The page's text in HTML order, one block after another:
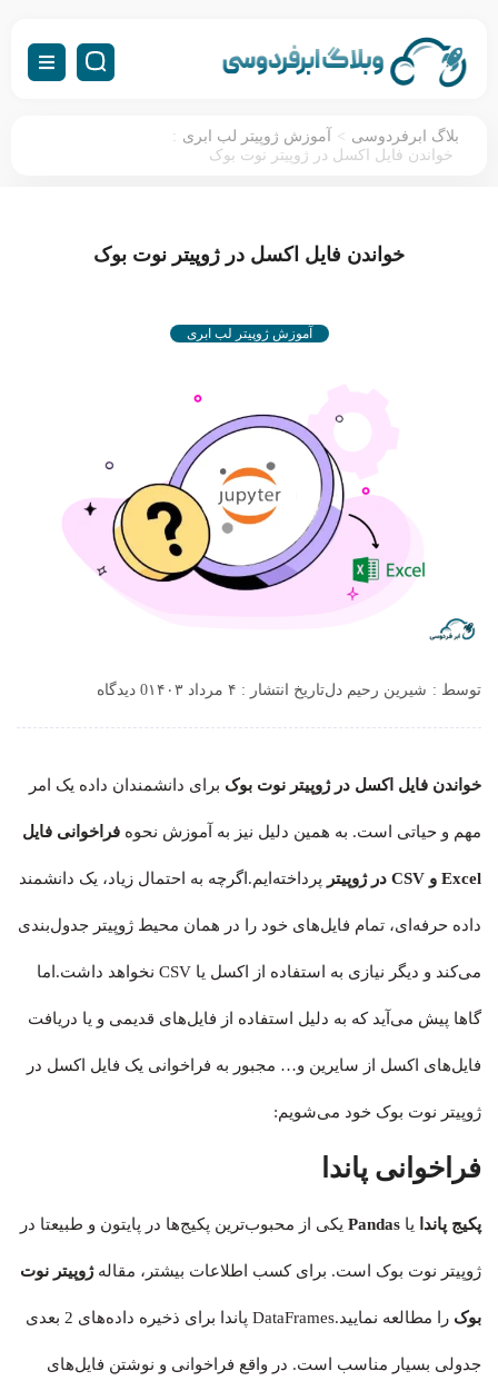
بلاگ ابرفردوسی > آموزش ژوپیتر لب ابری :
خواندن فایل اکسل در ژوپیتر نوت بوک
خواندن فایل اکسل در ژوپیتر نوت بوک
آموزش ژوپیتر لب ابری
توسط : شیرین رحیم دلتاریخ انتشار : ۴ مرداد ۱۴۰۳ 0 دیدگاه
خواندن فایل اکسل در ژوپیتر نوت بوک برای دانشمندان داده یک امر
مهم و حیاتی است. به همین دلیل نیز به آموزش نحوه فراخوانی فایل
Excel و CSV در ژوپیتر پرداخته‌ایم.اگرچه به احتمال زیاد، یک دانشمند
داده حرفه‌ای، تمام فایل‌های خود را در همان محیط ژوپیتر جدول‌بندی
می‌کند و دیگر نیازی به استفاده از اکسل یا CSV نخواهد داشت.اما
گاها پیش می‌آید که به دلیل استفاده از فایل‌های قدیمی و یا دریافت
فایل‌های اکسل از سایرین و… مجبور به فراخوانی یک فایل اکسل در
ژوپیتر نوت بوک خود می‌شویم:
فراخوانی پاندا
پکیج پاندا یا Pandas یکی از محبوب‌ترین پکیج‌ها در پایتون و طبیعتا در
ژوپیتر نوت بوک است. برای کسب اطلاعات بیشتر، مقالهژوپیتر نوت
بوک را مطالعه نمایید.DataFrames پاندا برای ذخیره داده‌های 2 بعدی
جدولی بسیار مناسب است. در واقع فراخوانی و نوشتن فایل‌های